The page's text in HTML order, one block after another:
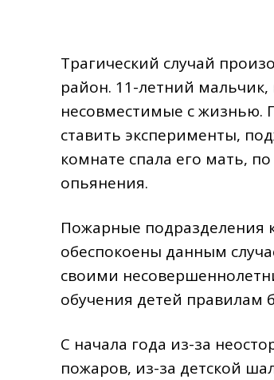
Трагический случай
район. 11-летний мальчик,
несовместимые с жизнью.
ставить эксперименты,
комнате спала его мать,
опьянения.
Пожарные подразделения
обеспокоены данным
своими
обучения детей правилам
С начала года из-за
пожаров, из-за детской